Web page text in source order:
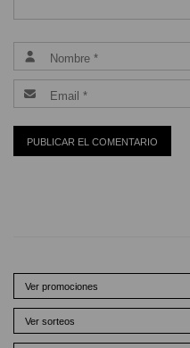
Ver promociones
Ver sorteos